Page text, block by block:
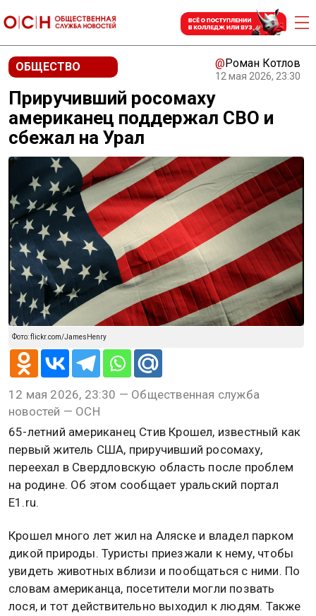
ОБЩЕСТВО @Роман Котлов
12 мая 2026, 23:30
Приручивший росомаху
американец поддержал СВО и
сбежал на Урал
Фото: flickr.com/JamesHenry
12 мая 2026, 23:30 — Общественная служба
новостей — ОСН
65-летний американец Стив Крошел, известный как
первый житель США, приручивший росомаху,
переехал в Свердловскую область после проблем
на родине. Об этом сообщает уральский портал
Е1.ru.
Крошел много лет жил на Аляске и владел парком
дикой природы. Туристы приезжали к нему, чтобы
увидеть животных вблизи и пообщаться с ними. По
словам американца, посетители могли позвать
лося, и тот действительно выходил к людям. Также